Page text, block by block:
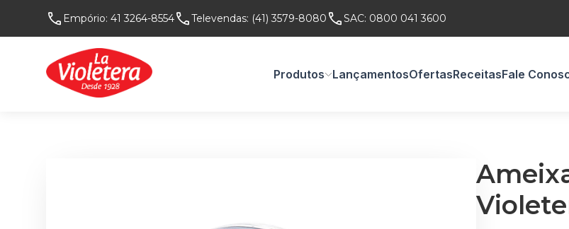
Empório: 41 3264-8554 Televendas: (41) 3579-8080 SAC: 0800 041 3600
Produtos LançamentosOfertasReceitasFale